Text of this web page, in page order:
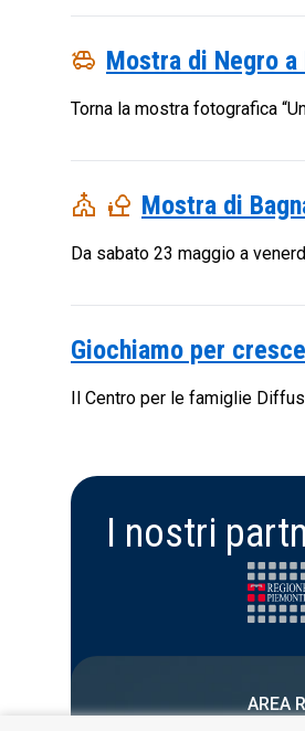
toys Mostra di Negro
Torna la mostra fotografica
church nature_people Mostra di
Da sabato 23 maggio a
Giochiamo per
Il Centro per le famiglie
I nostri
AREA